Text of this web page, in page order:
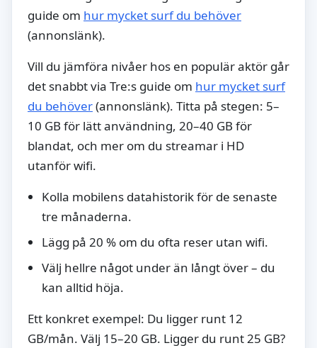
guide om hur mycket surf du behöver
(annonslänk).
Vill du jämföra nivåer hos en populär aktör går
det snabbt via Tre:s guide om hur mycket surf
du behöver(annonslänk). Titta på stegen: 5–
10 GB för lätt användning, 20–40 GB för
blandat, och mer om du streamar i HD
utanför wifi.
Kolla mobilens datahistorik för de senaste
tre månaderna.
Lägg på 20 % om du ofta reser utan wifi.
Välj hellre något under än långt över – du
kan alltid höja.
Ett konkret exempel: Du ligger runt 12
GB/mån. Välj 15–20 GB. Ligger du runt 25 GB?